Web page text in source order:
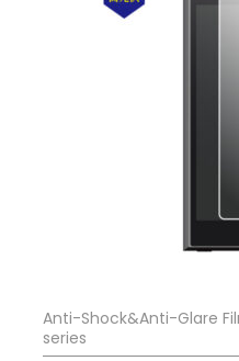
Anti-Shock&Anti-Glare
series